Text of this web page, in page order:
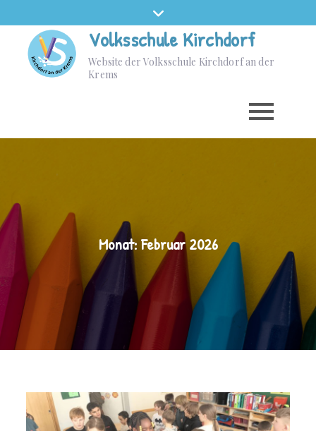
to
content
Volksschule Kirchdorf
Website der Volksschule Kirchdorf an der
Krems
Monat: Februar 2026